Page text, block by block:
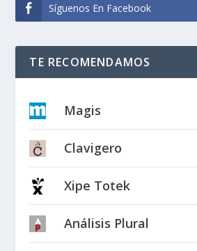
Síguenos En Facebook
TE RECOMENDAMOS
Magis
Clavigero
Xipe Totek
Análisis Plural